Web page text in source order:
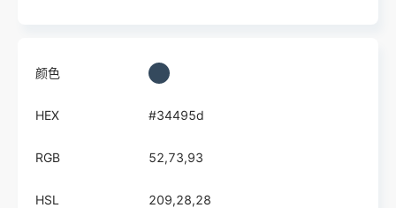
颜色
HEX #34495d
RGB 52,73,93
HSL 209,28,28